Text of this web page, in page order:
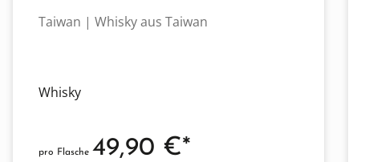
Taiwan | Whisky aus Taiwan
Whisky
pro Flasche 49,90 €*